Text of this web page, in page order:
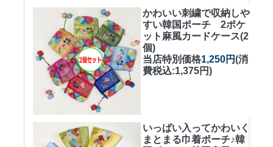
かわいい刺繍で収納しや
すい韓国ポーチ 2ポケ
ット麻風カードケース(2
個)
当店特別価格1,250円(消
費税込:1,375円)
いっぱい入ってかわいく
まとまる巾着ポーチ♪韓